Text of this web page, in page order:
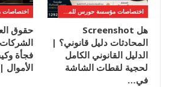
اختصاصات مؤسسة حورس للمحاماه
هل Screenshot
المحادثات دليل قانوني؟ |
الدليل القانوني الكامل
لحجية لقطات الشاشة
في…
حقوق
الشركات
فجأة
الأموال